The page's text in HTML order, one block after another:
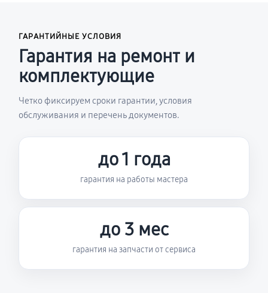
ГАРАНТИЙНЫЕ УСЛОВИЯ
Гарантия на ремонт и
комплектующие
Четко фиксируем сроки гарантии, условия
обслуживания и перечень документов.
до 1 года
гарантия на работы мастера
до 3 мес
гарантия на запчасти от сервиса